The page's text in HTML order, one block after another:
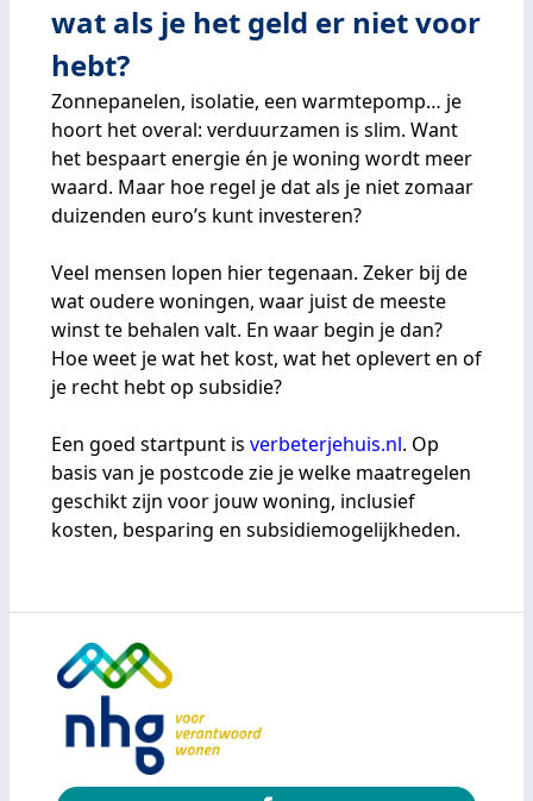
wat als je het geld er niet voor
hebt?
Zonnepanelen, isolatie, een warmtepomp… je
hoort het overal: verduurzamen is slim. Want
het bespaart energie én je woning wordt meer
waard. Maar hoe regel je dat als je niet zomaar
duizenden euro’s kunt investeren?
Veel mensen lopen hier tegenaan. Zeker bij de
wat oudere woningen, waar juist de meeste
winst te behalen valt. En waar begin je dan?
Hoe weet je wat het kost, wat het oplevert en of
je recht hebt op subsidie?
Een goed startpunt is verbeterjehuis.nl. Op
basis van je postcode zie je welke maatregelen
geschikt zijn voor jouw woning, inclusief
kosten, besparing en subsidiemogelijkheden.